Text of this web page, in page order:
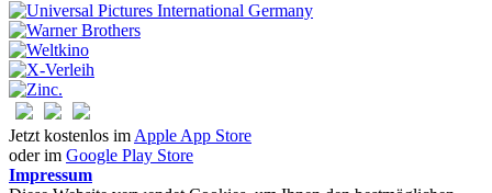
Jetzt kostenlos im Apple App Store
oder im Google Play Store
Impressum